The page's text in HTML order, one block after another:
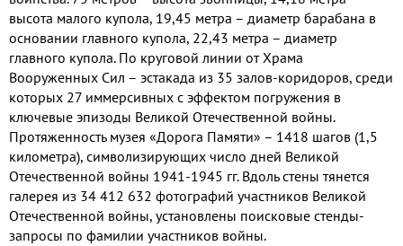
высота малого купола, 19,45 метра – диаметр барабана в
основании главного купола, 22,43 метра – диаметр
главного купола. По круговой линии от Храма
Вооруженных Сил – эстакада из 35 залов-коридоров, среди
которых 27 иммерсивных с эффектом погружения в
ключевые эпизоды Великой Отечественной войны.
Протяженность музея «Дорога Памяти» – 1418 шагов (1,5
километра), символизирующих число дней Великой
Отечественной войны 1941-1945 гг. Вдоль стены тянется
галерея из 34 412 632 фотографий участников Великой
Отечественной войны, установлены поисковые стенды-
запросы по фамилии участников войны.